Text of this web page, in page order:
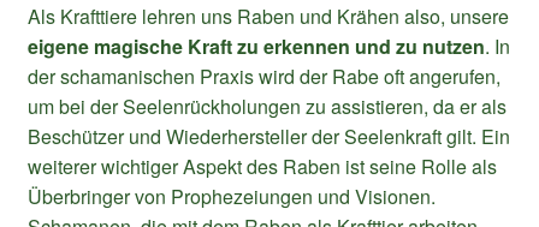
Als Krafttiere lehren uns Raben und Krähen also, unsere
eigene magische Kraft zu erkennen und zu nutzen. In
der schamanischen Praxis wird der Rabe oft angerufen,
um bei der Seelenrückholungen zu assistieren, da er als
Beschützer und Wiederhersteller der Seelenkraft gilt. Ein
weiterer wichtiger Aspekt des Raben ist seine Rolle als
Überbringer von Prophezeiungen und Visionen.